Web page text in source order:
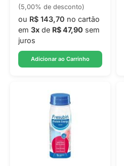
(5,00% de desconto)
ou R$ 143,70 no cartão
em 3x de R$ 47,90 sem
juros
Adicionar ao Carrinho